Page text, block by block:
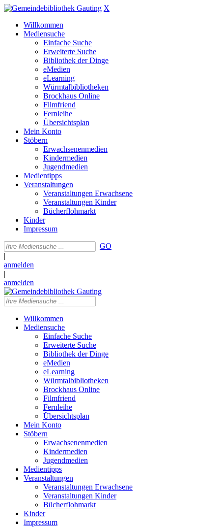
X
Willkommen
Mediensuche
Einfache Suche
Erweiterte Suche
Bibliothek der Dinge
eMedien
eLearning
Würmtalbibliotheken
Brockhaus Online
Filmfriend
Fernleihe
Übersichtsplan
Mein Konto
Stöbern
Erwachsenenmedien
Kindermedien
Jugendmedien
Medientipps
Veranstaltungen
Veranstaltungen Erwachsene
Veranstaltungen Kinder
Bücherflohmarkt
Kinder
Impressum
GO
|
anmelden
|
anmelden
Willkommen
Mediensuche
Einfache Suche
Erweiterte Suche
Bibliothek der Dinge
eMedien
eLearning
Würmtalbibliotheken
Brockhaus Online
Filmfriend
Fernleihe
Übersichtsplan
Mein Konto
Stöbern
Erwachsenenmedien
Kindermedien
Jugendmedien
Medientipps
Veranstaltungen
Veranstaltungen Erwachsene
Veranstaltungen Kinder
Bücherflohmarkt
Kinder
Impressum